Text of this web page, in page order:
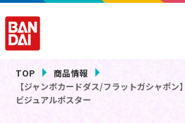
TOP
商品情報
【ジャンボカードダス/フラットガシャポ
ビジュアルポスター